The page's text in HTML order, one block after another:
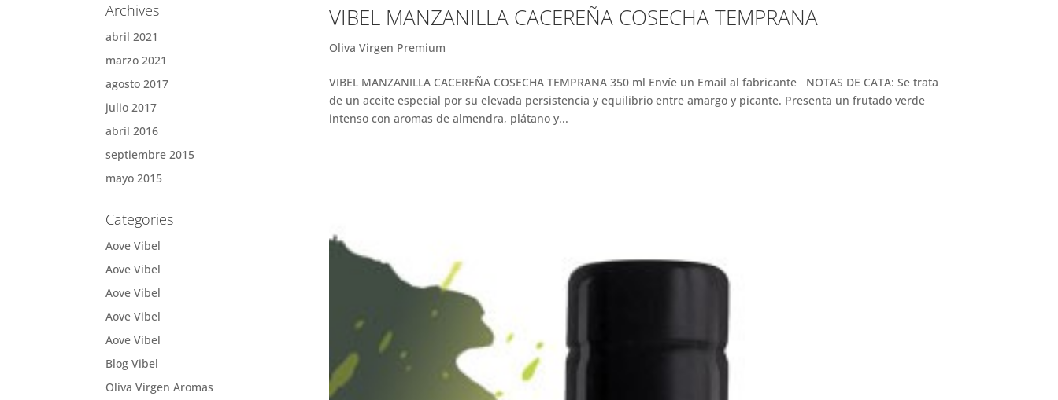
VIBEL MANZANILLA CACEREÑA COSECHA TEMPRANA
Oliva Virgen Premium
VIBEL MANZANILLA CACEREÑA COSECHA TEMPRANA 350 ml Envíe un Email al fabricante NOTAS DE CATA: Se trata
de un aceite especial por su elevada persistencia y equilibrio entre amargo y picante. Presenta un frutado verde
intenso con aromas de almendra, plátano y...
Archives
abril 2021
marzo 2021
agosto 2017
julio 2017
abril 2016
septiembre 2015
mayo 2015
Categories
Aove Vibel
Aove Vibel
Aove Vibel
Aove Vibel
Aove Vibel
Blog Vibel
Oliva Virgen Aromas